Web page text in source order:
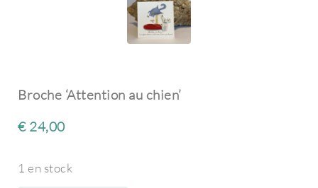
Broche ‘Attention au chien’
€24,00
1 en stock